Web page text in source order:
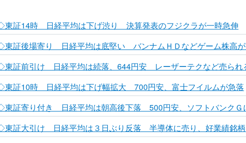
東証14時 日経平均は下げ渋り 決算発表のフジクラが一時急伸
東証後場寄り 日経平均は底堅い バンナムＨＤなどゲーム株高が
東証前引け 日経平均は続落、644円安 レーザーテクなど売られ
東証10時 日経平均は下げ幅拡大 700円安、富士フイルムが急落
東証寄り付き 日経平均は朝高後下落 500円安、ソフトバンクＧ
東証大引け 日経平均は３日ぶり反落 半導体に売り、好業績銘